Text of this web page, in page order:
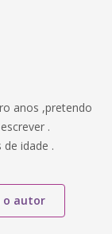
anos ,pretendo
.
idade .
o autor